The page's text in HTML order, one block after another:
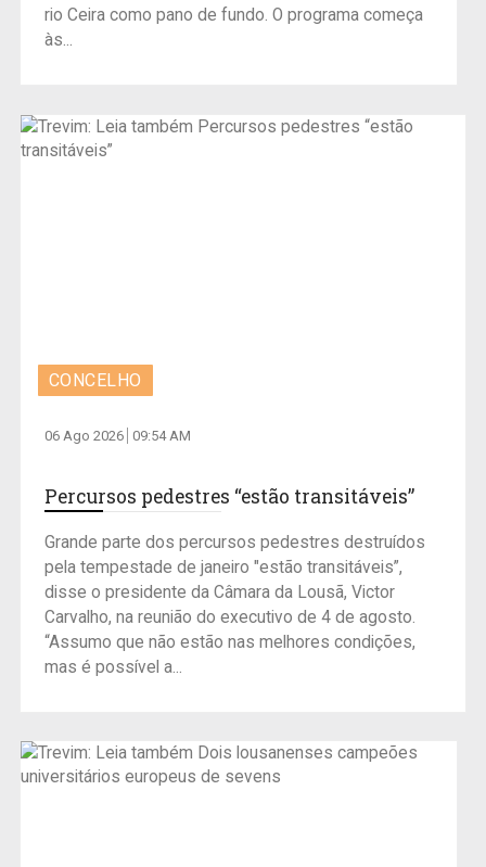
rio Ceira como pano de fundo. O programa começa
às...
CONCELHO
06 Ago 2026 09:54 AM
Percursos pedestres “estão transitáveis”
Grande parte dos percursos pedestres destruídos
pela tempestade de janeiro "estão transitáveis”,
disse o presidente da Câmara da Lousã, Victor
Carvalho, na reunião do executivo de 4 de agosto.
“Assumo que não estão nas melhores condições,
mas é possível a...